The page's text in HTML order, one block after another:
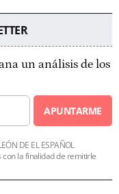
un análisis de los
APUNTARME
DE EL ESPAÑOL
con la finalidad de remitirle